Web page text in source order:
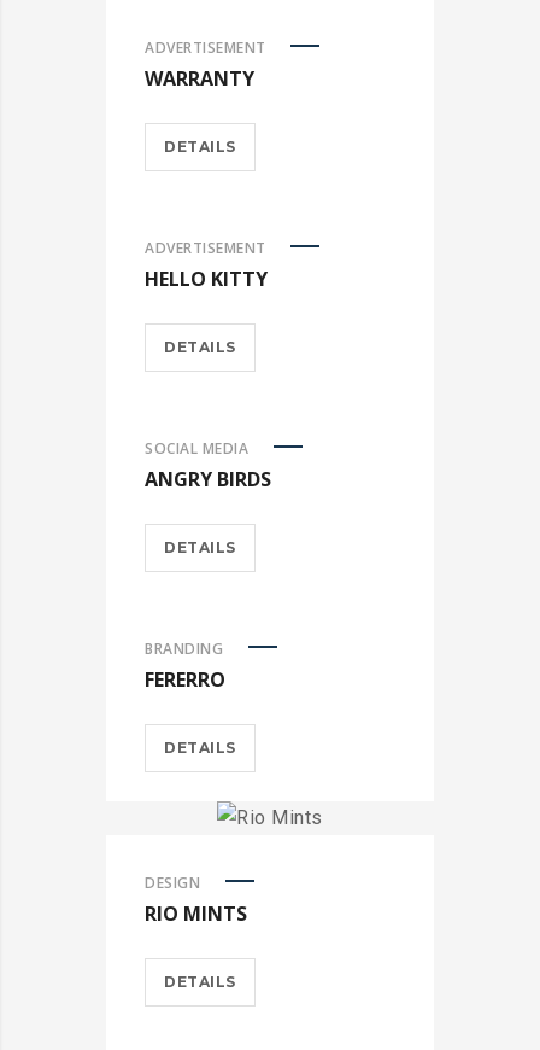
ADVERTISEMENT
WARRANTY
DETAILS
ADVERTISEMENT
HELLO KITTY
DETAILS
SOCIAL MEDIA
ANGRY BIRDS
DETAILS
BRANDING
FERERRO
DETAILS
DESIGN
RIO MINTS
DETAILS